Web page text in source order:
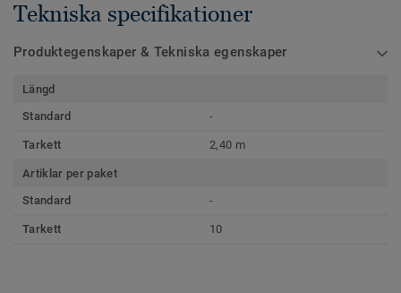
Tekniska specifikationer
Produktegenskaper & Tekniska egenskaper
Längd
Standard
-
Tarkett 2,40 m
Artiklar per paket
Standard
-
Tarkett 10